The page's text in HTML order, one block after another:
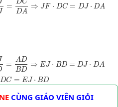
=
DA
⇒ J F ⋅ DC = DJ ⋅ DA
=
A D
BD
= DBD ⇒ EJ ⋅ BD = DJ ⋅ DA
EJ⋅ B =DJ A
DC = EJ ⋅ BD
=EJ⋅ BD
CÙNG GIÁO VIÊN GIỎI